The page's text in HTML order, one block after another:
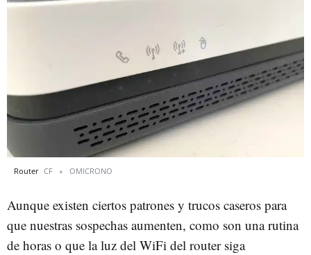
Router CF OMICRONO
Aunque existen ciertos patrones y trucos caseros para
que nuestras sospechas aumenten, como son una rutina
de horas o que la luz del WiFi del router siga